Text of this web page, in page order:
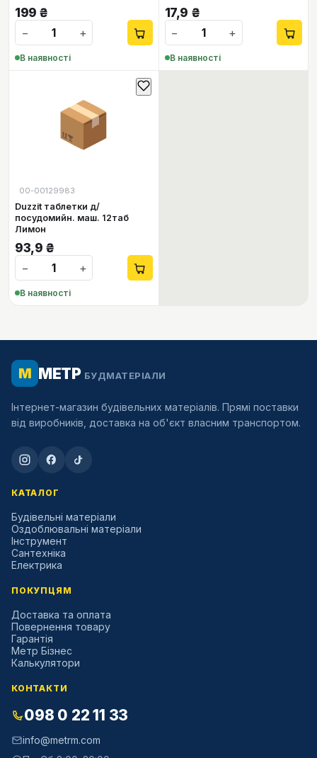
199 ₴
−
+
В наявності
17,9 ₴
−
+
В наявності
📦
00-00129983
Duzzit таблетки д/
посудомийн. маш. 12таб
Лимон
93,9 ₴
−
+
В наявності
М МЕТР БУДМАТЕРІАЛИ
Інтернет-магазин будівельних матеріалів. Прямі поставки
від виробників, доставка на об'єкт власним транспортом.
КАТАЛОГ
Будівельні матеріали
Оздоблювальні матеріали
Інструмент
Сантехніка
Електрика
ПОКУПЦЯМ
Доставка та оплата
Повернення товару
Гарантія
Метр Бізнес
Калькулятори
КОНТАКТИ
098 0 22 11 33
info@metrm.com